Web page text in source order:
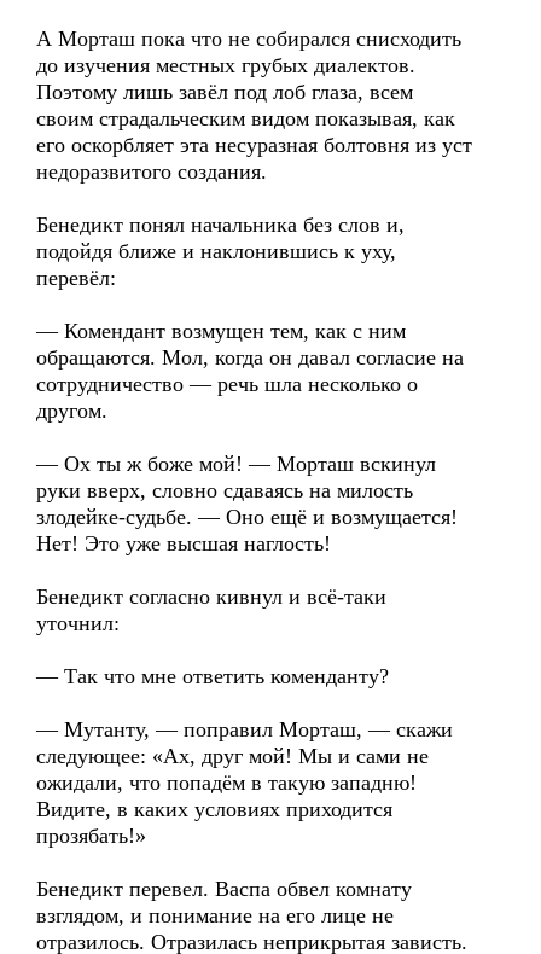
А Морташ пока что не собирался снисходить
до изучения местных грубых диалектов.
Поэтому лишь завёл под лоб глаза, всем
своим страдальческим видом показывая, как
его оскорбляет эта несуразная болтовня из уст
недоразвитого создания.
Бенедикт понял начальника без слов и,
подойдя ближе и наклонившись к уху,
перевёл:
— Комендант возмущен тем, как с ним
обращаются. Мол, когда он давал согласие на
сотрудничество — речь шла несколько о
другом.
— Ох ты ж боже мой! — Морташ вскинул
руки вверх, словно сдаваясь на милость
злодейке-судьбе. — Оно ещё и возмущается!
Нет! Это уже высшая наглость!
Бенедикт согласно кивнул и всё-таки
уточнил:
— Так что мне ответить коменданту?
— Мутанту, — поправил Морташ, — скажи
следующее: «Ах, друг мой! Мы и сами не
ожидали, что попадём в такую западню!
Видите, в каких условиях приходится
прозябать!»
Бенедикт перевел. Васпа обвел комнату
взглядом, и понимание на его лице не
отразилось. Отразилась неприкрытая зависть.